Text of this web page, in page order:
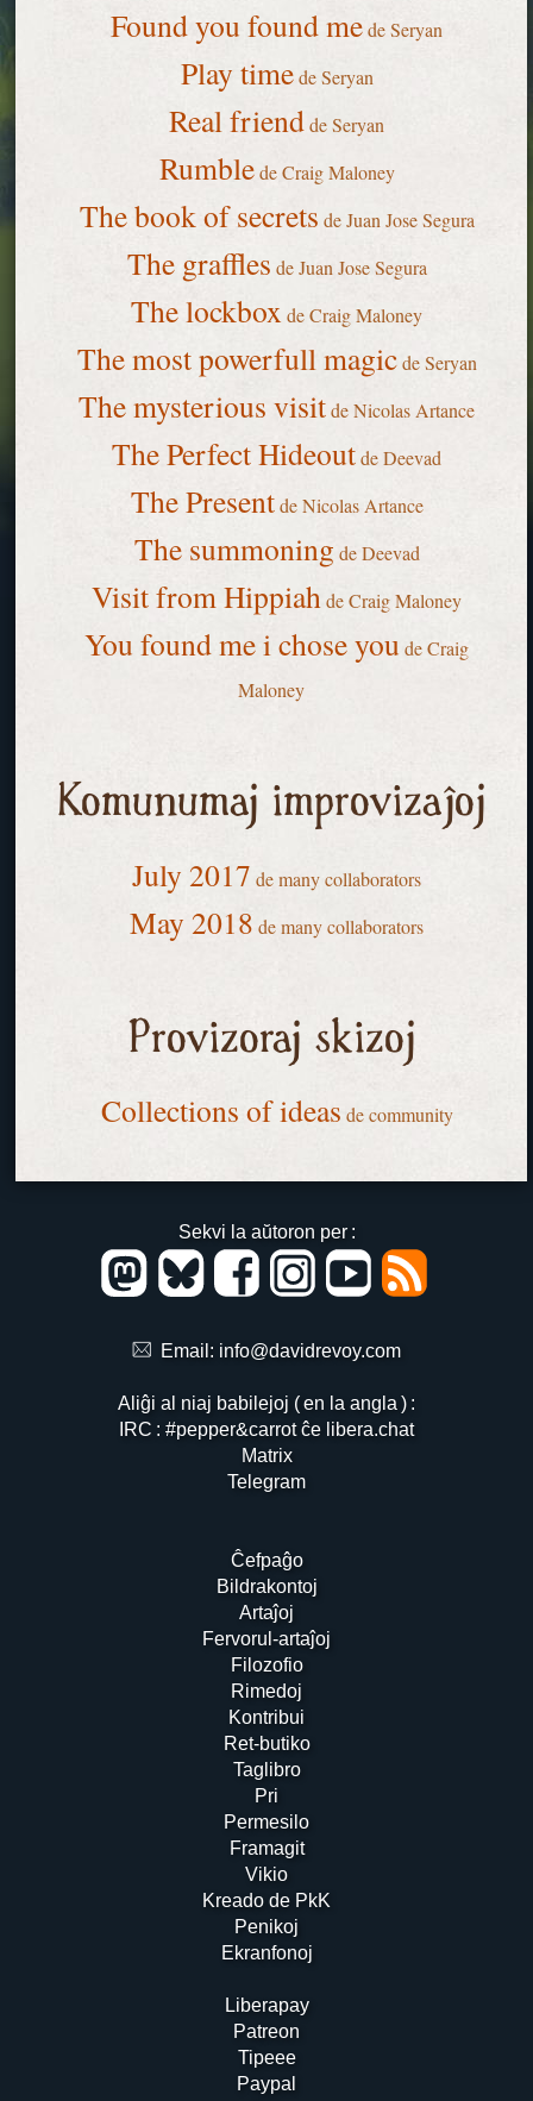
Found you found mede Seryan
Play timede Seryan
Real friendde Seryan
Rumblede Craig Maloney
The book of secrets de Juan Jose Segura
The graffles de Juan Jose Segura
The lockboxde Craig Maloney
The most powerfull magicde Seryan
The mysterious visitde Nicolas Artance
The Perfect Hideoutde Deevad
The Presentde Nicolas Artance
The summoning de Deevad
Visit from Hippiahde Craig Maloney
You found me i chose you de Craig
Maloney
Komunumaj improvizaĵoj
July 2017 de many collaborators
May 2018 de many collaborators
Provizoraj skizoj
Collections of ideas de community
Sekvi la aŭtoron per :
Email: info@davidrevoy.com
Aliĝi al niaj babilejoj ( en la angla ) :
IRC : #pepper&carrot ĉe libera.chat
Matrix
Telegram
Ĉefpaĝo
Bildrakontoj
Artaĵoj
Fervorul-artaĵoj
Filozofio
Rimedoj
Kontribui
Ret-butiko
Taglibro
Pri
Permesilo
Framagit
Vikio
Kreado de PkK
Penikoj
Ekranfonoj
Liberapay
Patreon
Tipeee
Paypal